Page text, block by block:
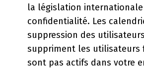
la législation
confidentialité. Les
suppression des
suppriment les utilisateurs
sont pas actifs dans votre